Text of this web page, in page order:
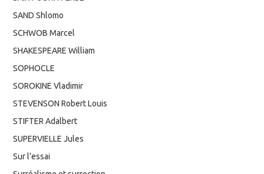
SAND Shlomo
SCHWOB Marcel
SHAKESPEARE William
SOPHOCLE
SOROKINE Vladimir
STEVENSON Robert Louis
STIFTER Adalbert
SUPERVIELLE Jules
Sur l’essai